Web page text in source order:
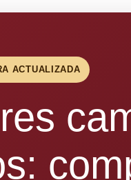
ACTUALIZADA